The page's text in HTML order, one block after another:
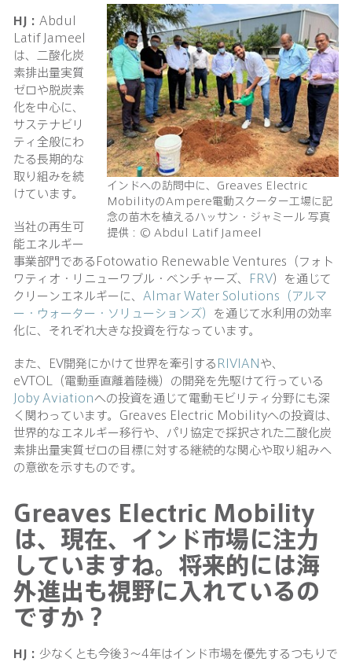
インドへの訪問中に、Greaves Electric
MobilityのAmpere電動スクーター工場に記
念の苗木を植えるハッサン・ジャミール 写真
提供：© Abdul Latif Jameel
HJ： Abdul
Latif Jameel
は、二酸化炭
素排出量実質
ゼロや脱炭素
化を中心に、
サステナビリ
ティ全般にわ
たる長期的な
取り組みを続
けています。
当社の再生可
能エネルギー
事業部門であるFotowatio Renewable Ventures（フォト
ワティオ・リニューワブル・ベンチャーズ、 FRV）を通じて
クリーンエネルギーに、 Almar Water Solutions（アルマ
ー・ウォーター・ソリューションズ） を通じて水利用の効率
化に、それぞれ大きな投資を行なっています。
また、EV開発にかけて世界を牽引するRIVIANや、
eVTOL（電動垂直離着陸機）の開発を先駆けて行っている
Joby Aviationへの投資を通じて電動モビリティ分野にも深
く関わっています。Greaves Electric Mobilityへの投資は、
世界的なエネルギー移行や、パリ協定で採択された二酸化炭
素排出量実質ゼロの目標に対する継続的な関心や取り組みへ
の意欲を示すものです。
Greaves Electric Mobility
は、現在、インド市場に注力
していますね。将来的には海
外進出も視野に入れているの
ですか？
HJ： 少なくとも今後3〜4年はインド市場を優先するつもりで